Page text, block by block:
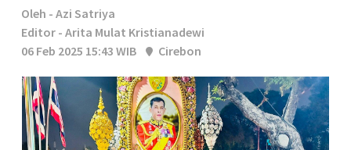
Oleh - Azi Satriya
Editor - Arita Mulat Kristianadewi
06 Feb 2025 15:43 WIB
Cirebon